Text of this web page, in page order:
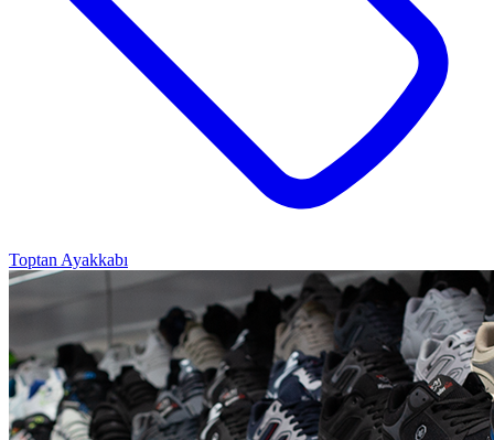
Toptan Ayakkabı